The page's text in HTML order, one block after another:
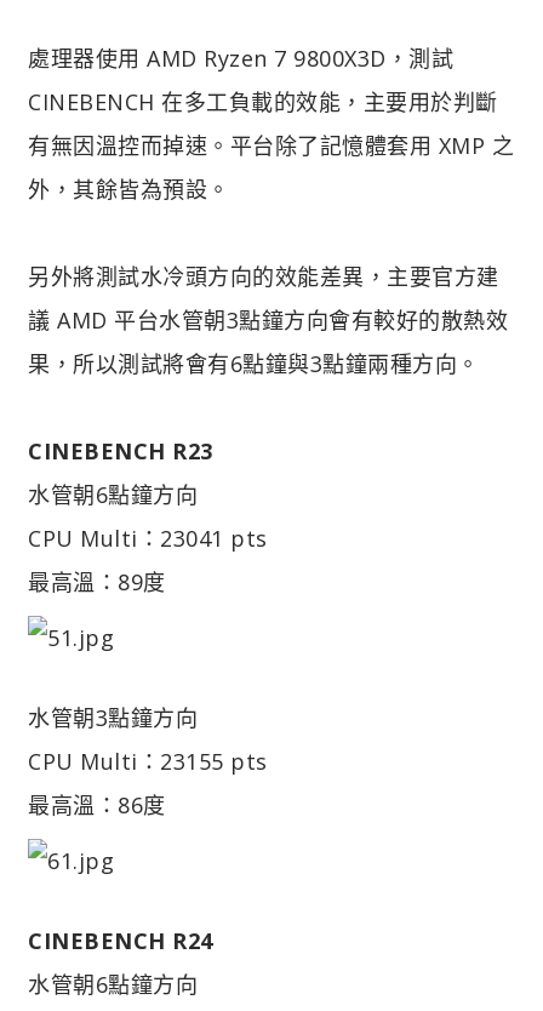
處理器使用 AMD Ryzen 7 9800X3D，測試
CINEBENCH 在多工負載的效能，主要用於判斷
有無因溫控而掉速。平台除了記憶體套用 XMP 之
外，其餘皆為預設。
另外將測試水冷頭方向的效能差異，主要官方建
議 AMD 平台水管朝3點鐘方向會有較好的散熱效
果，所以測試將會有6點鐘與3點鐘兩種方向。
CINEBENCH R23
水管朝6點鐘方向
CPU Multi：23041 pts
最高溫：89度
水管朝3點鐘方向
CPU Multi：23155 pts
最高溫：86度
CINEBENCH R24
水管朝6點鐘方向